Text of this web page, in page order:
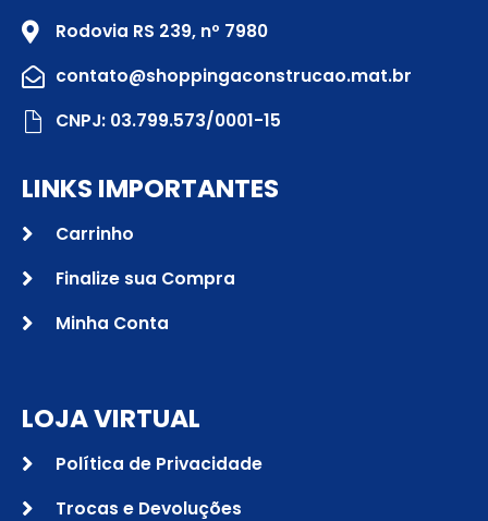
Rodovia RS 239, nº 7980
contato@shoppingaconstrucao.mat.br
CNPJ: 03.799.573/0001-15
LINKS IMPORTANTES
Carrinho
Finalize sua Compra
Minha Conta
LOJA VIRTUAL
Política de Privacidade
Trocas e Devoluções